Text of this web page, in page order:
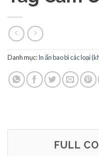
Danh mục:In ấn bao bì các loại
FULL